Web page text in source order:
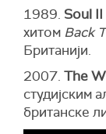
1989. Soul
хитом Back
Британији.
2007. The
студијским
британске